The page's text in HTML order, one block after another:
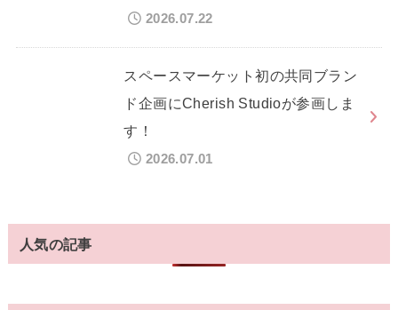
2026.07.22
スペースマーケット初の共同ブラン
ド企画にCherish Studioが参画しま
す！
2026.07.01
人気の記事